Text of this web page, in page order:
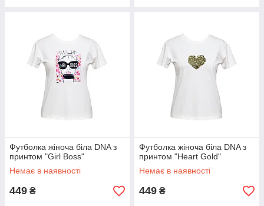
Футболка жіноча біла DNA з
принтом "Girl Boss"
Немає в наявності
449 ₴
Футболка жіноча біла DNA з
принтом "Heart Gold"
Немає в наявності
449 ₴